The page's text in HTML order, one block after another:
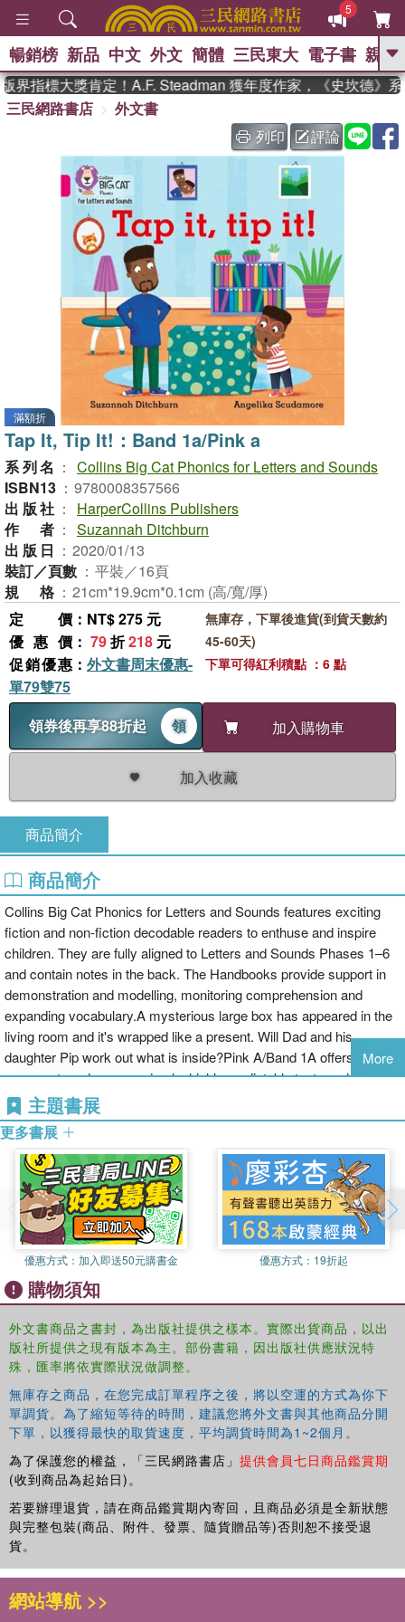
5
GO
、 如果歷史是一群喵 、 暑期
國際布克獎 臺灣漫遊錄 、 方
念華
台灣的李登輝時代
孩：黎曼猜想
偉大的迷走神經
暢銷榜 新品 中文 外文 簡體 三民東大 電子書 親子
指標大獎肯定！A.F. Steadman 獲年度作家，《史坎德》系
三民網路書店
外文書
列印
評論
滿額折
Tap It, Tip It!：Band 1a/Pink a
系列名 ： Collins Big Cat Phonics for Letters and Sounds
ISBN13 ： 9780008357566
出版社 ：
HarperCollins Publishers
作者 ： Suzannah Ditchburn
出版日 ： 2020/01/13
裝訂／頁數 ： 平裝／16頁
規格 ： 21cm*19.9cm*0.1cm (高/寬/厚)
定價 ：NT$ 275 元
優惠價 ： 79折218 元
促銷優惠 ： 外文書周末優惠-
單79雙75
領券後再享88折起
領 加入購物車
加入收藏
無庫存，下單後進貨(到貨天數約
45-60天)
下單可得紅利積點 ：6 點
商品簡介
商品簡介
Collins Big Cat Phonics for Letters and Sounds features exciting
fiction and non-fiction decodable readers to enthuse and inspire
children. They are fully aligned to Letters and Sounds Phases 1–6
and contain notes in the back. The Handbooks provide support in
demonstration and modelling, monitoring comprehension and
expanding vocabulary.A mysterious large box has appeared in the
living room and it's wrapped like a present. Will Dad and his
daughter Pip work out what is inside?Pink A/Band 1A offers
emergent readers very simple, highly predictable texts and
provides direct support through illustrations.The focus sounds in
this book are: /s/ /a/ /t/ /p/ /i/ /n/ /m/ /d/Pages 14 and 15 allow
children to re-visit the content of the book, supporting
comprehension skills, vocabulary development and recall.Reading
notes within the book provide practical support for reading Big Cat
Phonics for Letters and Sounds with children, including a list of all
the sounds and words that the book will cover.
More
主題書展
更多書展
優惠方式： 加入即送50元購書金 優惠方式： 19折起
購物須知
外文書商品之書封，為出版社提供之樣本。實際出貨商品，以出
版社所提供之現有版本為主。部份書籍，因出版社供應狀況特
殊，匯率將依實際狀況做調整。
無庫存之商品，在您完成訂單程序之後，將以空運的方式為你下
單調貨。為了縮短等待的時間，建議您將外文書與其他商品分開
下單，以獲得最快的取貨速度，平均調貨時間為1~2個月。
為了保護您的權益，「三民網路書店」 提供會員七日商品鑑賞期
(收到商品為起始日)。
若要辦理退貨，請在商品鑑賞期內寄回，且商品必須是全新狀態
與完整包裝(商品、附件、發票、隨貨贈品等)否則恕不接受退
貨。
網站導航 >>